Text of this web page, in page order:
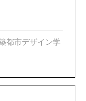
都市デザイン学